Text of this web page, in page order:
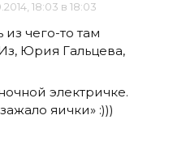
18:03 в 18:03
чего-то там
Юрия Гальцева,
электричке.
яички» :)))